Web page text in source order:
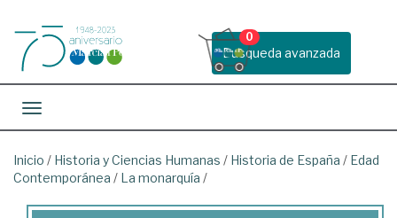
Busqueda avanzada
0
Toggle navigation
Inicio / Historia y Ciencias Humanas / Historia de España / Edad
Contemporánea / La monarquía /